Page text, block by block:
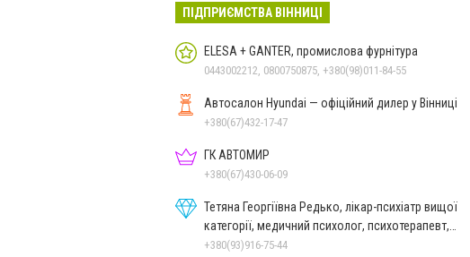
ПІДПРИЄМСТВА ВІННИЦІ
ELESA + GANTER, промислова фурнітура
0443002212, 0800750875, +380(98)011-84-55
Автосалон Hyundai — офіційний дилер у Вінниці
+380(67)432-17-47
ГК АВТОМИР
+380(67)430-06-09
Тетяна Георгіївна Редько, лікар-психіатр вищої
категорії, медичний психолог, психотерапевт,
гіпнолог
+380(93)916-75-44